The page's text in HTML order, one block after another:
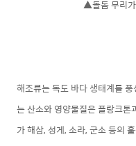
▲돌돔 무리
해조류는 독도 바다 생태계를
는 산소와 영양물질은 플랑크
가 해삼, 성게, 소라, 군소 등의